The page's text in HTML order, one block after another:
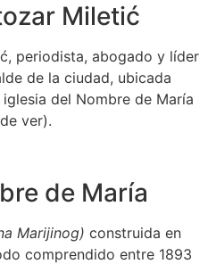
Miletić
periodista, abogado y líder
de la ciudad, ubicada
del Nombre de María
ver).
de María
Marijinog) construida en
comprendido entre 1893